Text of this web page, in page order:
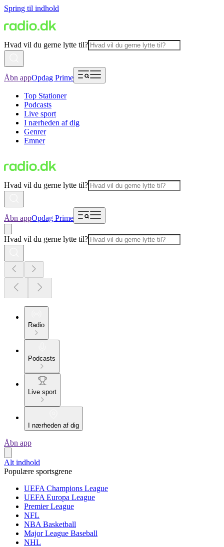
Spring til indhold
Hvad vil du gerne lytte til?
Åbn appOpdag Prime
Top Stationer
Podcasts
Live sport
I nærheden af dig
Genrer
Emner
Hvad vil du gerne lytte til?
Åbn appOpdag Prime
Hvad vil du gerne lytte til?
Radio
Podcasts
Live sport
I nærheden af dig
Åbn app
Alt indhold
Populære sportsgrene
UEFA Champions League
UEFA Europa League
Premier League
NFL
NBA Basketball
Major League Baseball
NHL